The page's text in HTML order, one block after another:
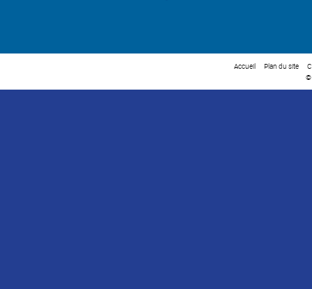
Accueil Plan du site
©